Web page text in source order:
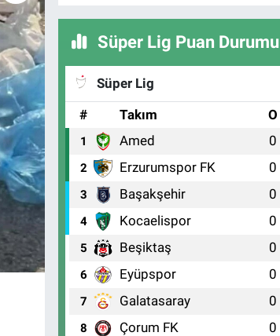
Süper Lig Puan Durumu
Süper Lig
#
Takım O
1 Amed 0
2 Erzurumspor FK 0
3 Başakşehir 0
4 Kocaelispor 0
5 Beşiktaş 0
6 Eyüpspor 0
7 Galatasaray 0
8 Çorum FK 0